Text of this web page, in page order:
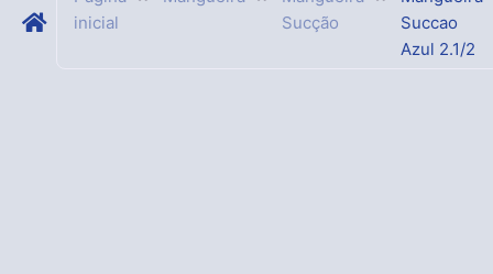
inicial
Sucção
Succao
Azul 2.1/2